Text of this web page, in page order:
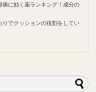
痛に効く薬ランキング！成分の
りでクッションの役割をしてい